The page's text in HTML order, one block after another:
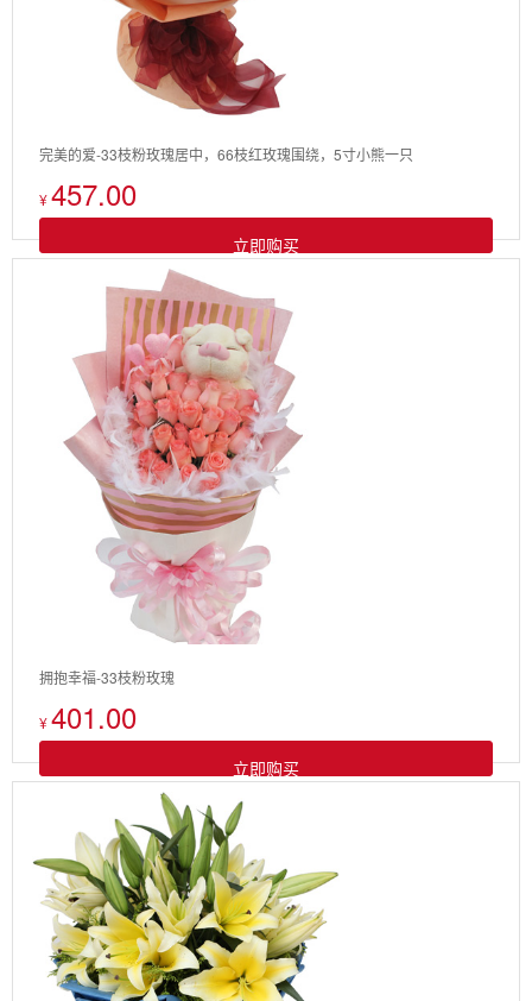
完美的爱-33枝粉玫瑰居中，66枝红玫瑰围绕，5寸小熊一只
¥457.00
立即购买
拥抱幸福-33枝粉玫瑰
¥401.00
立即购买